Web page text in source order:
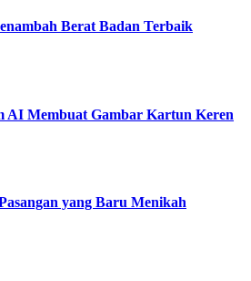
Berat Badan Terbaik
AI Membuat Gambar Kartun Keren
yang Baru Menikah